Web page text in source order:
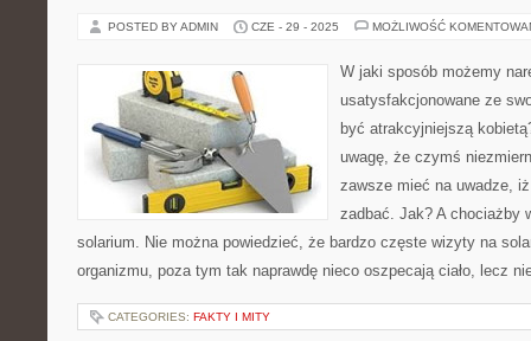
POSTED BY ADMIN CZE - 29 - 2025 MOŻLIWOŚĆ
W jaki sposób możemy
usatysfakcjonowane ze
być atrakcyjniejszą
uwagę, że czymś
zawsze mieć na uwadze,
zadbać. Jak? A chociażby
solarium. Nie można powiedzieć, że bardzo częste wizyty na
organizmu, poza tym tak naprawdę nieco oszpecają ciało, lecz
CATEGORIES: FAKTY I MITY